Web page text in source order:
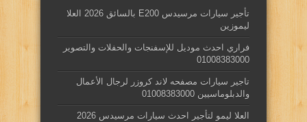
تأجير سيارات مرسيدس E200 بالسائق 2026 العلا
ليموزين
فراري احدث موديل للإسفنجات والحفلات والتصوير
01008383000
تاجير سيارات مصفحه لاند كروزر لرجال الأعمال
والدبلوماسيين 01008383000
العلا ليمو لتأجير احدث سيارات مرسيدس 2026